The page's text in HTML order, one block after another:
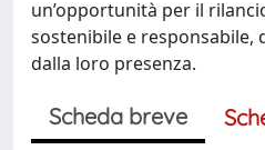
un’opportunità per il
sostenibile e
dalla loro presenza.
Scheda breve